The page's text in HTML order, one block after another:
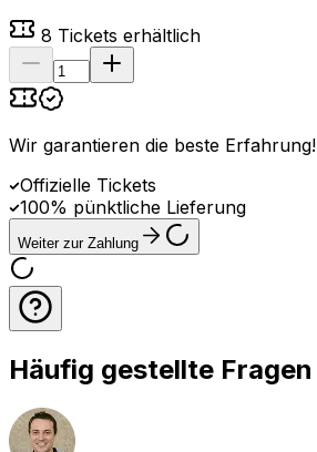
8 Tickets erhältlich
Wir garantieren die beste Erfahrung!
Offizielle Tickets
100% pünktliche Lieferung
Weiter zur Zahlung
Häufig gestellte Fragen